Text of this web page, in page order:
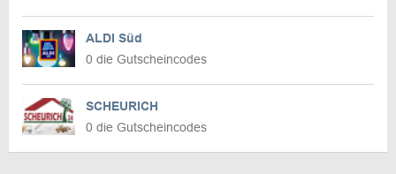
ALDI Süd
0 die Gutscheincodes
SCHEURICH
0 die Gutscheincodes